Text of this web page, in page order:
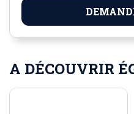
A DÉCOUVRIR